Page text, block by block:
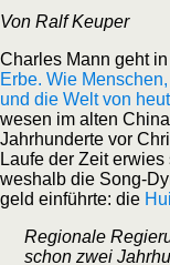
Von Ralf Keuper
Charles Mann geht
Erbe. Wie
und die Welt von
we­sen im alten
Jahr­hun­der­te vor
Lau­fe der Zeit
wes­halb die Song-
geld ein­führ­te: die
Regio­na­le
schon zwei